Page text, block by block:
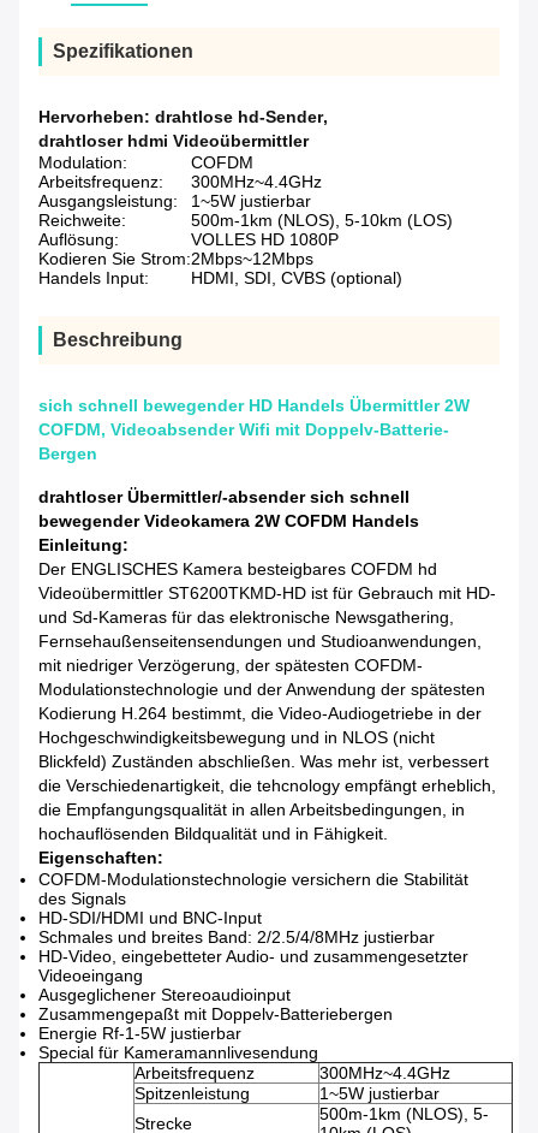
Spezifikationen
Hervorheben: drahtlose hd-Sender,
drahtloser hdmi Videoübermittler
Modulation:
COFDM
Arbeitsfrequenz:
300MHz~4.4GHz
Ausgangsleistung:
1~5W justierbar
Reichweite:
500m-1km (NLOS), 5-10km (LOS)
Auflösung:
VOLLES HD 1080P
Kodieren Sie Strom:2Mbps~12Mbps
Handels Input:
HDMI, SDI, CVBS (optional)
Beschreibung
sich schnell bewegender HD Handels Übermittler 2W
COFDM, Videoabsender Wifi mit Doppelv-Batterie-
Bergen
drahtloser Übermittler/-absender sich schnell
bewegender Videokamera 2W COFDM Handels
Einleitung:
Der ENGLISCHES Kamera besteigbares COFDM hd
Videoübermittler ST6200TKMD-HD ist für Gebrauch mit HD-
und Sd-Kameras für das elektronische Newsgathering,
Fernsehaußenseitensendungen und Studioanwendungen,
mit niedriger Verzögerung, der spätesten COFDM-
Modulationstechnologie und der Anwendung der spätesten
Kodierung H.264 bestimmt, die Video-Audiogetriebe in der
Hochgeschwindigkeitsbewegung und in NLOS (nicht
Blickfeld) Zuständen abschließen. Was mehr ist, verbessert
die Verschiedenartigkeit, die tehcnology empfängt erheblich,
die Empfangungsqualität in allen Arbeitsbedingungen, in
hochauflösenden Bildqualität und in Fähigkeit.
Eigenschaften:
COFDM-Modulationstechnologie versichern die Stabilität
des Signals
HD-SDI/HDMI und BNC-Input
Schmales und breites Band: 2/2.5/4/8MHz justierbar
HD-Video, eingebetteter Audio- und zusammengesetzter
Videoeingang
Ausgeglichener Stereoaudioinput
Zusammengepaßt mit Doppelv-Batteriebergen
Energie Rf-1-5W justierbar
Special für Kameramannlivesendung
Arbeitsfrequenz
300MHz~4.4GHz
Spitzenleistung
1~5W justierbar
Strecke
500m-1km (NLOS), 5-